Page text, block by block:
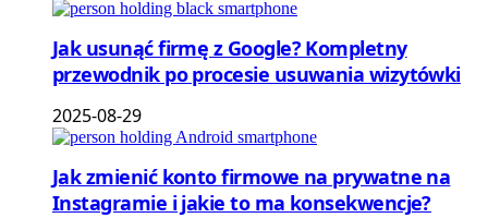
Jak usunąć firmę z Google? Kompletny
przewodnik po procesie usuwania wizytówki
2025-08-29
Jak zmienić konto firmowe na prywatne na
Instagramie i jakie to ma konsekwencje?